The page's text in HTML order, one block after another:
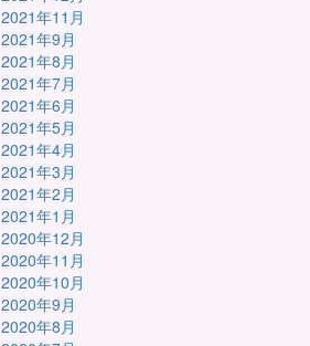
2021年11月
2021年9月
2021年8月
2021年7月
2021年6月
2021年5月
2021年4月
2021年3月
2021年2月
2021年1月
2020年12月
2020年11月
2020年10月
2020年9月
2020年8月